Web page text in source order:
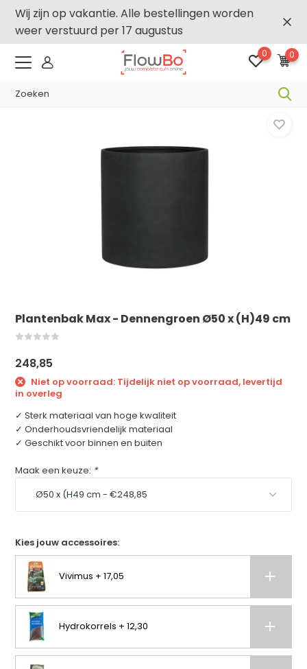
Wij zijn op vakantie. Alle bestellingen worden
weer verstuurd per 17 augustus
0 0
Plantenbak Max - Dennengroen Ø50 x (H)49 cm
248,85
Niet op voorraad: Tijdelijk niet op voorraad, levertijd
in overleg
✓ Sterk materiaal van hoge kwaliteit
✓ Onderhoudsvriendelijk materiaal
✓ Geschikt voor binnen en buiten
Maak een keuze: *
Kies jouw accessoires:
Vivimus + 17,05
Hydrokorrels + 12,30